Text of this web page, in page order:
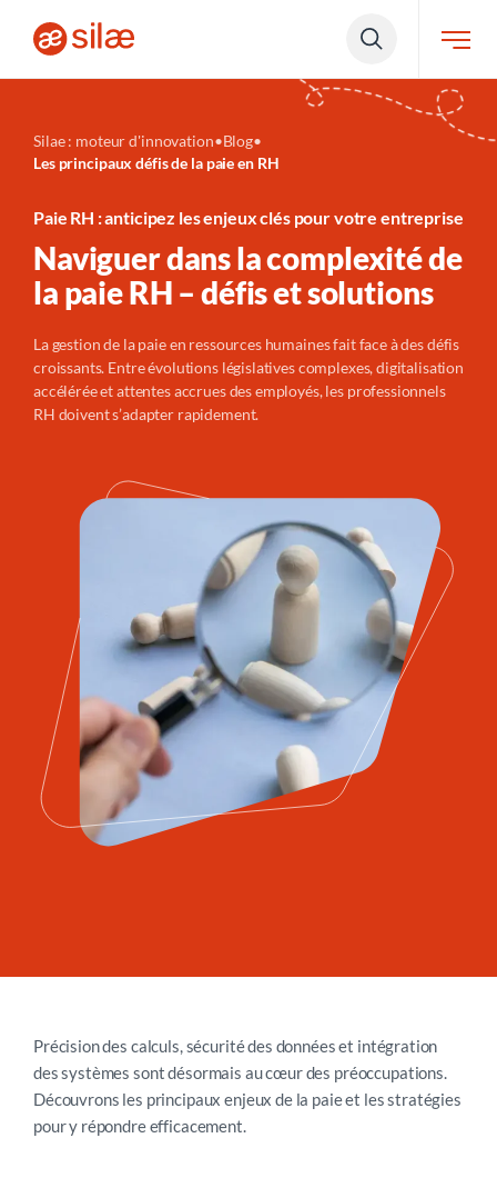
Silae : moteur d'innovation•Blog•
Les principaux défis de la paie en RH
Paie RH : anticipez les enjeux clés pour votre entreprise
Naviguer dans la complexité de
la paie RH – défis et solutions
La gestion de la paie en ressources humaines fait face à des défis
croissants. Entre évolutions législatives complexes, digitalisation
accélérée et attentes accrues des employés, les professionnels
RH doivent s’adapter rapidement.
Précision des calculs, sécurité des données et intégration
des systèmes sont désormais au cœur des préoccupations.
Découvrons les principaux enjeux de la paie et les stratégies
pour y répondre efficacement.